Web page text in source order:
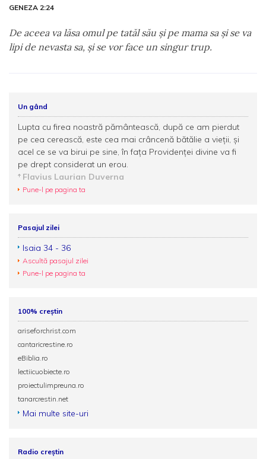
GENEZA 2:24
De aceea va lăsa omul pe tatăl său şi pe mama sa şi se va
lipi de nevasta sa, şi se vor face un singur trup.
Un gând
Lupta cu firea noastră pământească, după ce am pierdut
pe cea cerească, este cea mai crâncenă bătălie a vieţii, şi
acel ce se va birui pe sine, în faţa Providenţei divine va fi
pe drept considerat un erou.
Flavius Laurian Duverna
Pune-l pe pagina ta
Pasajul zilei
Isaia 34 - 36
Ascultă pasajul zilei
Pune-l pe pagina ta
100% creștin
ariseforchrist.com
cantaricrestine.ro
eBiblia.ro
lectiicuobiecte.ro
proiectulimpreuna.ro
tanarcrestin.net
Mai multe site-uri
Radio creștin